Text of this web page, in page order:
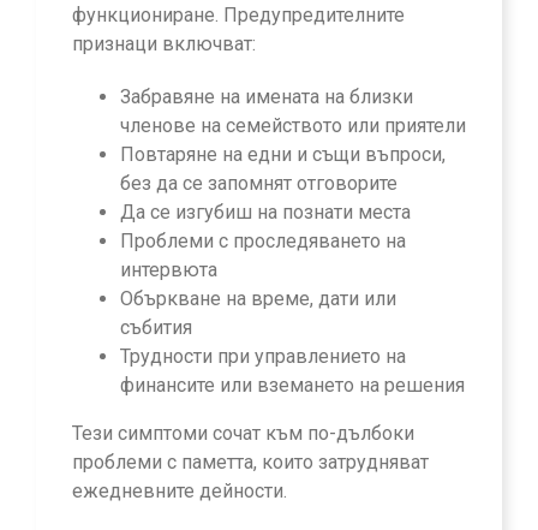
функциониране. Предупредителните
признаци включват:
Забравяне на имената на близки
членове на семейството или приятели
Повтаряне на едни и същи въпроси,
без да се запомнят отговорите
Да се изгубиш на познати места
Проблеми с проследяването на
интервюта
Объркване на време, дати или
събития
Трудности при управлението на
финансите или вземането на решения
Тези симптоми сочат към по-дълбоки
проблеми с паметта, които затрудняват
ежедневните дейности.